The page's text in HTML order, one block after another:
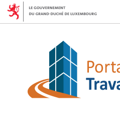
Aller
Aller